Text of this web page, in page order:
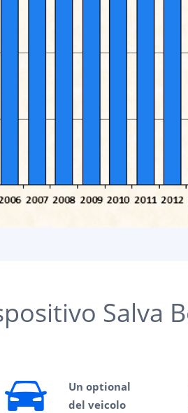
Salva
Un optional
del veicolo